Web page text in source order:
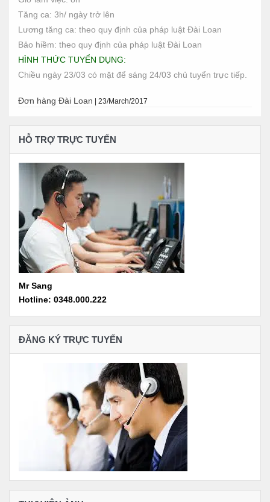
Tăng ca: 3h/ ngày trở lên
Lương tăng ca: theo quy định của pháp luật Đài Loan
Bảo hiềm: theo quy định của pháp luật Đài Loan
HÌNH THỨC TUYỂN DỤNG:
Chiều ngày 23/03 có mặt để sáng 24/03 chủ tuyển trực tiếp.
Đơn hàng Đài Loan 23/March/2017
HỖ TRỢ TRỰC TUYẾN
Mr Sang
Hotline: 0348.000.222
ĐĂNG KÝ TRỰC TUYẾN